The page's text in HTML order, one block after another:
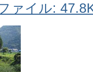
ァイル: